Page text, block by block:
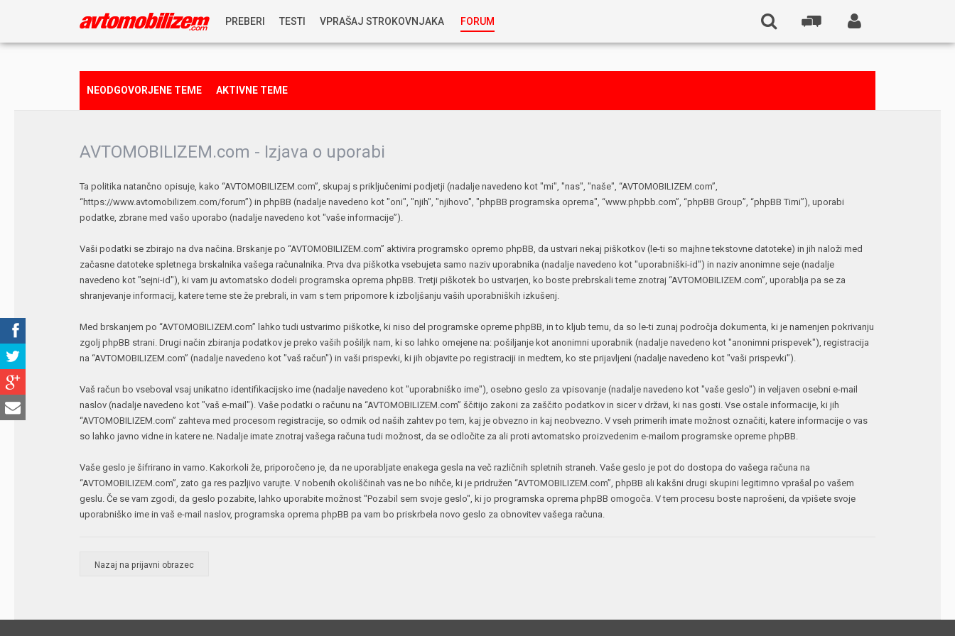
PREBERI
PREDSTAVITVE
NAGRADNA IGRA
TESTI VPRAŠAJ STROKOVNJAKA
KOSTJA PRIHODA
TOMAŽ DEMŠAR
MAZIVA IN OLJA
ALEŠ ARNŠEK
ALEKS HUMAR IN FLORJAN RUS
PNEVMATIKE
TIHOMIR KACJAN
JERNEJ BOLKA
TEHNIČNA VPRAŠANJA
AVTOPLIN
ŽIGA HABJAN
FORUM
NEODGOVORJENE TEME AKTIVNE TEME
AVTOMOBILIZEM.com - Izjava o uporabi
Ta politika natančno opisuje, kako “AVTOMOBILIZEM.com”, skupaj s priključenimi podjetji (nadalje navedeno kot "mi", "nas", "naše", “AVTOMOBILIZEM.com”,
“https://www.avtomobilizem.com/forum”) in phpBB (nadalje navedeno kot "oni", "njih", "njihovo", "phpBB programska oprema", “www.phpbb.com”, “phpBB Group”, “phpBB Timi”), uporabi
podatke, zbrane med vašo uporabo (nadalje navedeno kot "vaše informacije”).
Vaši podatki se zbirajo na dva načina. Brskanje po “AVTOMOBILIZEM.com” aktivira programsko opremo phpBB, da ustvari nekaj piškotkov (le-ti so majhne tekstovne datoteke) in jih naloži med
začasne datoteke spletnega brskalnika vašega računalnika. Prva dva piškotka vsebujeta samo naziv uporabnika (nadalje navedeno kot "uporabniški-id") in naziv anonimne seje (nadalje
navedeno kot "sejni-id"), ki vam ju avtomatsko dodeli programska oprema phpBB. Tretji piškotek bo ustvarjen, ko boste prebrskali teme znotraj “AVTOMOBILIZEM.com”, uporablja pa se za
shranjevanje informacij, katere teme ste že prebrali, in vam s tem pripomore k izboljšanju vaših uporabniških izkušenj.
Med brskanjem po “AVTOMOBILIZEM.com” lahko tudi ustvarimo piškotke, ki niso del programske opreme phpBB, in to kljub temu, da so le-ti zunaj področja dokumenta, ki je namenjen pokrivanju
zgolj phpBB strani. Drugi način zbiranja podatkov je preko vaših pošiljk nam, ki so lahko omejene na: pošiljanje kot anonimni uporabnik (nadalje navedeno kot "anonimni prispevek"), registracija
na “AVTOMOBILIZEM.com” (nadalje navedeno kot "vaš račun") in vaši prispevki, ki jih objavite po registraciji in medtem, ko ste prijavljeni (nadalje navedeno kot "vaši prispevki").
Vaš račun bo vseboval vsaj unikatno identifikacijsko ime (nadalje navedeno kot "uporabniško ime"), osebno geslo za vpisovanje (nadalje navedeno kot "vaše geslo") in veljaven osebni e-mail
naslov (nadalje navedeno kot "vaš e-mail"). Vaše podatki o računu na “AVTOMOBILIZEM.com” ščitijo zakoni za zaščito podatkov in sicer v državi, ki nas gosti. Vse ostale informacije, ki jih
“AVTOMOBILIZEM.com” zahteva med procesom registracije, so odmik od naših zahtev po tem, kaj je obvezno in kaj neobvezno. V vseh primerih imate možnost označiti, katere informacije o vas
so lahko javno vidne in katere ne. Nadalje imate znotraj vašega računa tudi možnost, da se odločite za ali proti avtomatsko proizvedenim e-mailom programske opreme phpBB.
Vaše geslo je šifrirano in varno. Kakorkoli že, priporočeno je, da ne uporabljate enakega gesla na več različnih spletnih straneh. Vaše geslo je pot do dostopa do vašega računa na
“AVTOMOBILIZEM.com”, zato ga res pazljivo varujte. V nobenih okoliščinah vas ne bo nihče, ki je pridružen “AVTOMOBILIZEM.com”, phpBB ali kakšni drugi skupini legitimno vprašal po vašem
geslu. Če se vam zgodi, da geslo pozabite, lahko uporabite možnost "Pozabil sem svoje geslo", ki jo programska oprema phpBB omogoča. V tem procesu boste naprošeni, da vpišete svoje
uporabniško ime in vaš e-mail naslov, programska oprema phpBB pa vam bo priskrbela novo geslo za obnovitev vašega računa.
Nazaj na prijavni obrazec